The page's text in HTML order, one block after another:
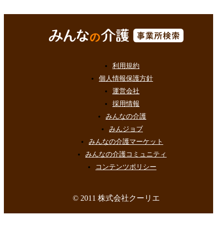
利用規約
個人情報保護方針
運営会社
採用情報
みんなの介護
みんジョブ
みんなの介護マーケット
みんなの介護コミュニティ
コンテンツポリシー
© 2011 株式会社クーリエ